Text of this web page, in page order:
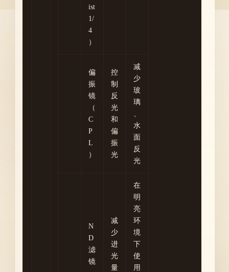
ist
1/
4
）
偏
振
镜
（
C
P
L
）
控
制
反
光
和
偏
振
光
减
少
玻
璃
、
水
面
反
光
N
D
滤
镜
减
少
进
光
量
在
明
亮
环
境
下
使
用